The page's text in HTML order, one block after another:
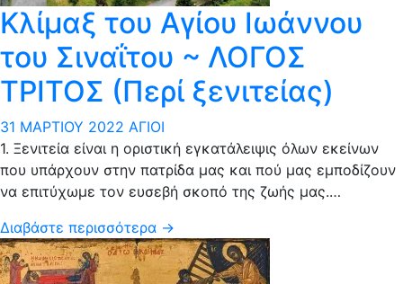
Κλίμαξ του Αγίου Ιωάννου
του Σιναΐτου ~ ΛΟΓΟΣ
ΤΡΙΤΟΣ (Περί ξενιτείας)
31 ΜΑΡΤΊΟΥ 2022 ΆΓΙΟΙ
1. Ξενιτεία είναι η οριστική εγκατάλειψις όλων εκείνων
που υπάρχουν στην πατρίδα μας και πού μας εμποδίζουν
να επιτύχωμε τον ευσεβή σκοπό της ζωής μας.…
Διαβάστε περισσότερα →